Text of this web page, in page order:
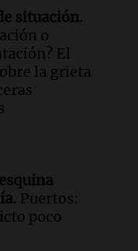
situación.
o
El
la grieta
Puertos:
poco